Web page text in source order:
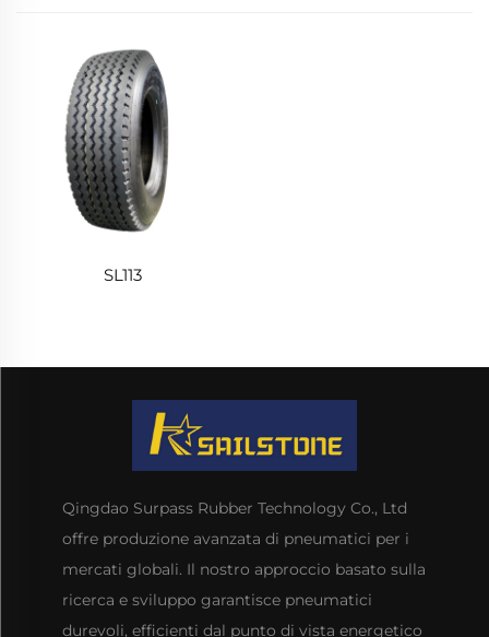
SL113
Qingdao Surpass Rubber Technology Co., Ltd
offre produzione avanzata di pneumatici per i
mercati globali. Il nostro approccio basato sulla
ricerca e sviluppo garantisce pneumatici
durevoli, efficienti dal punto di vista energetico